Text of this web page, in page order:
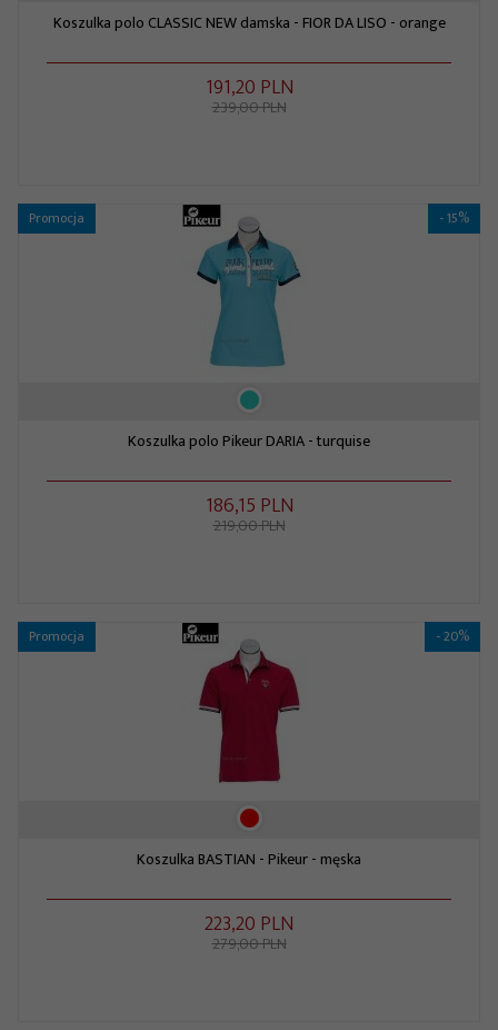
Koszulka polo CLASSIC NEW damska - FIOR DA LISO - orange
191,20 PLN
239,00 PLN
Promocja - 15%
Koszulka polo Pikeur DARIA - turquise
186,15 PLN
219,00 PLN
Promocja - 20%
Koszulka BASTIAN - Pikeur - męska
223,20 PLN
279,00 PLN